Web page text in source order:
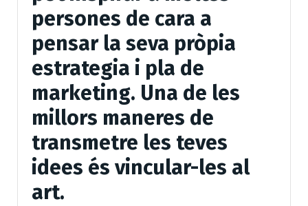
persones de cara a
pensar la seva pròpia
estrategia i pla de
marketing. Una de les
millors maneres de
transmetre les teves
idees és vincular-les al
art.